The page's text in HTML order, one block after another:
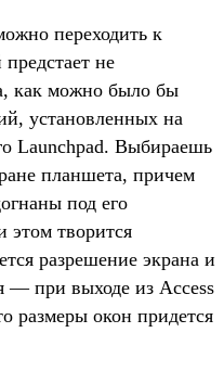
переходить к
не
как можно было бы
установленных на
Launchpad. Выбираешь
планшета, причем
под его
этом творится
разрешение экрана и
— при выходе из Access
размеры окон придется